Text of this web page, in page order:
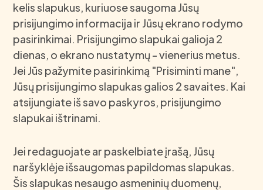
kelis slapukus, kuriuose saugoma Jūsų
prisijungimo informacija ir Jūsų ekrano rodymo
pasirinkimai. Prisijungimo slapukai galioja 2
dienas, o ekrano nustatymų - vienerius metus.
Jei Jūs pažymite pasirinkimą "Prisiminti mane",
Jūsų prisijungimo slapukas galios 2 savaites. Kai
atsijungiate iš savo paskyros, prisijungimo
slapukai ištrinami.
Jei redaguojate ar paskelbiate įrašą, Jūsų
naršyklėje išsaugomas papildomas slapukas.
Šis slapukas nesaugo asmeninių duomenų,